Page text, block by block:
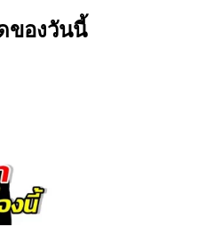
ของวันนี้